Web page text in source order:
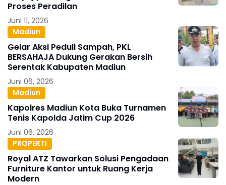
Proses Peradilan
Juni 11, 2026
Madiun
Gelar Aksi Peduli Sampah, PKL
BERSAHAJA Dukung Gerakan Bersih
Serentak Kabupaten Madiun
Juni 06, 2026
Madiun
Kapolres Madiun Kota Buka Turnamen
Tenis Kapolda Jatim Cup 2026
Juni 06, 2026
PROPERTI
Royal ATZ Tawarkan Solusi Pengadaan
Furniture Kantor untuk Ruang Kerja
Modern